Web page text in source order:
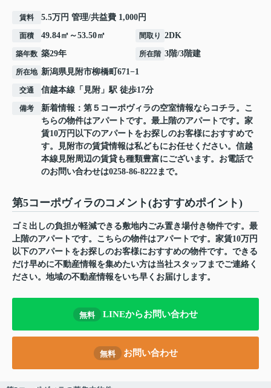
賃料 5.5万円 管理/共益費 1,000円
面積 49.84㎡～53.50㎡ 間取り 2DK
築年数 築29年 所在階 3階/3階建
所在地 新潟県見附市柳橋町 671−1
交通 信越本線 「 見附 」駅 徒歩17分
備考
新着情報：第５コーポヴィラの空室情報ならコチラ。こ
ちらの物件はアパートです。最上階のアパートです。家
賃10万円以下のアパートをお探しのお客様におすすめで
す。見附市の賃貸情報は私どもにお任せください。信越
本線見附周辺の賃貸も種類豊富にございます。お電話で
のお問い合わせは0258-86-8222まで。
第5コーポヴィラのコメント(おすすめポイント)
ゴミ出しの負担が軽減できる敷地内ごみ置き場付き物件です。最
上階のアパートです。こちらの物件はアパートです。家賃10万円
以下のアパートをお探しのお客様におすすめの物件です。できる
だけ早めに不動産情報を集めたい方は当社スタッフまでご連絡く
ださい。地域の不動産情報をいち早くお届けします。
無料 LINEからお問い合わせ
無料 お問い合わせ